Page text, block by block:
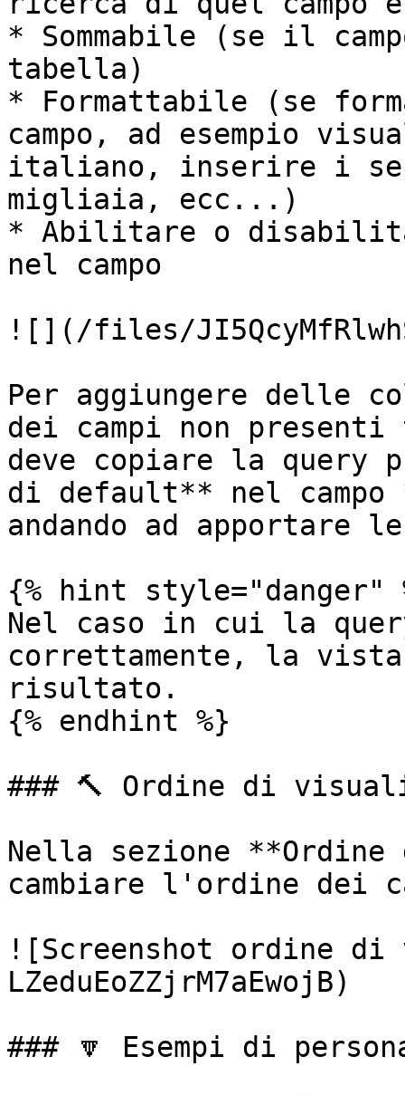
* Sommabile (se il
tabella)
* Formattabile (se
campo, ad esempio
italiano, inserire i
migliaia, ecc...)
* Abilitare o
nel campo
![](/files/
Per aggiungere delle
dei campi non
deve copiare la query
di default** nel campo
andando ad apportare
{% hint style="danger"
Nel caso in cui la
correttamente, la
risultato.
{% endhint %}
### 🔨 Ordine di
Nella sezione
cambiare l'ordine dei
![Screenshot ordine
LZeduEoZZjrM7aEwojB)
### 🔽 Esempi di